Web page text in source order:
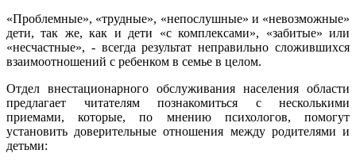
«Проблемные», «трудные», «непослушные» и «невозможные»
дети, так же, как и дети «с комплексами», «забитые» или
«несчастные», - всегда результат неправильно сложившихся
взаимоотношений с ребенком в семье в целом.
Отдел внестационарного обслуживания населения области
предлагает читателям познакомиться с несколькими
приемами, которые, по мнению психологов, помогут
установить доверительные отношения между родителями и
детьми: